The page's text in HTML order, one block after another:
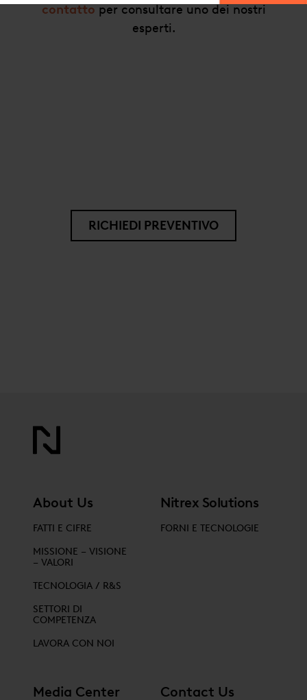
contatto per consultare uno dei nostri
esperti.
RICHIEDI PREVENTIVO
About Us
FATTI E CIFRE
MISSIONE – VISIONE
– VALORI
TECNOLOGIA / R&S
SETTORI DI
COMPETENZA
LAVORA CON NOI
Nitrex Solutions
FORNI E TECNOLOGIE
Media Center Contact Us